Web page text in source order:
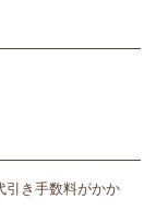
引き手数料がかか